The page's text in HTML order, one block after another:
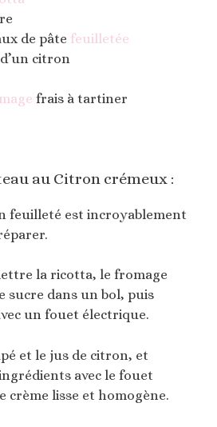
de pâte feuilletée
citron
frais à tartiner
au Citron crémeux :
feuilleté est incroyablement
la ricotta, le fromage
sucre dans un bol, puis
un fouet électrique.
et le jus de citron, et
avec le fouet
crème lisse et homogène.